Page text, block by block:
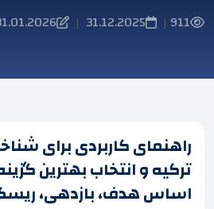
911
|
31.12.2025
|
راهنمای کاربردی برای
ترکیه و انتخاب بهترین
اساس هدف، بازدهی،